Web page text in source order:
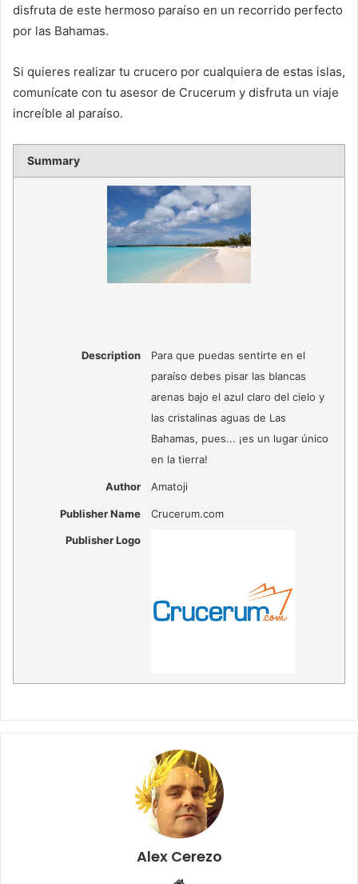
disfruta de este hermoso paraíso en un recorrido perfecto
por las Bahamas.
Si quieres realizar tu crucero por cualquiera de estas islas,
comunícate con tu asesor de Crucerum y disfruta un viaje
increíble al paraíso.
Summary
Description
Para que puedas sentirte en el
paraíso debes pisar las blancas
arenas bajo el azul claro del cielo y
las cristalinas aguas de Las
Bahamas, pues... ¡es un lugar único
en la tierra!
Author Amatoji
Publisher Name Crucerum.com
Publisher Logo
Alex Cerezo